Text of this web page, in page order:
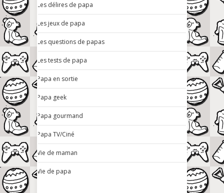
Les délires de papa
Les jeux de papa
Les questions de papas
Les tests de papa
Papa en sortie
Papa geek
Papa gourmand
Papa TV/Ciné
Vie de maman
Vie de papa